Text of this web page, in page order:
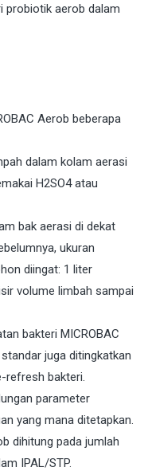
probiotik aerob dalam
Aerob beberapa
dalam kolam aerasi
H2SO4 atau
bak aerasi di dekat
ukuran
diingat: 1 liter
volume limbah sampai
bakteri MICROBAC
juga ditingkatkan
refresh bakteri.
parameter
yang mana ditetapkan.
dihitung pada jumlah
IPAL/STP.